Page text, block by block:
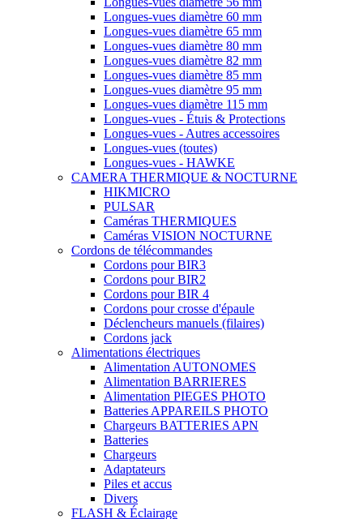
Longues-vues diamètre 60 mm
Longues-vues diamètre 65 mm
Longues-vues diamètre 80 mm
Longues-vues diamètre 82 mm
Longues-vues diamètre 85 mm
Longues-vues diamètre 95 mm
Longues-vues diamètre 115 mm
Longues-vues - Étuis & Protections
Longues-vues - Autres accessoires
Longues-vues (toutes)
Longues-vues - HAWKE
CAMERA THERMIQUE & NOCTURNE
HIKMICRO
PULSAR
Caméras THERMIQUES
Caméras VISION NOCTURNE
Cordons de télécommandes
Cordons pour BIR3
Cordons pour BIR2
Cordons pour BIR 4
Cordons pour crosse d'épaule
Déclencheurs manuels (filaires)
Cordons jack
Alimentations électriques
Alimentation AUTONOMES
Alimentation BARRIERES
Alimentation PIEGES PHOTO
Batteries APPAREILS PHOTO
Chargeurs BATTERIES APN
Batteries
Chargeurs
Adaptateurs
Piles et accus
Divers
FLASH & Éclairage